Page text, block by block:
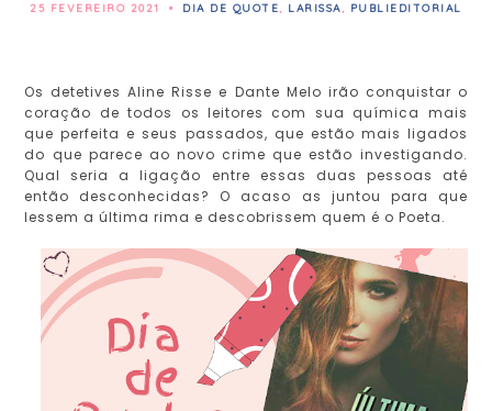
25 FEVEREIRO 2021 • DIA DE QUOTE, LARISSA, PUBLIEDITORIAL
Os detetives Aline Risse e Dante Melo irão conquistar o
coração de todos os leitores com sua química mais
que perfeita e seus passados, que estão mais ligados
do que parece ao novo crime que estão investigando.
Qual seria a ligação entre essas duas pessoas até
então desconhecidas? O acaso as juntou para que
lessem a última rima e descobrissem quem é o Poeta.